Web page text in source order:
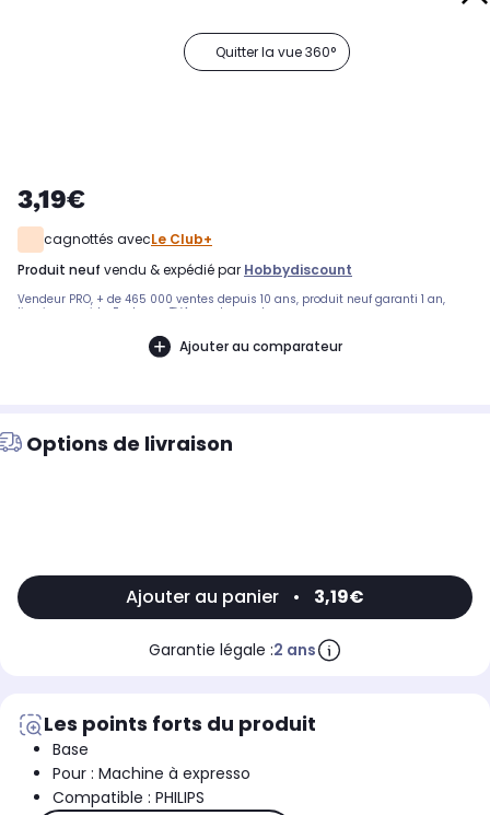
Quitter la vue 360°
3,19€
cagnottés avecLe Club+
produit neuf vendu & expédié par Hobbydiscount
Vendeur PRO, + de 465 000 ventes depuis 10 ans, produit neuf garanti 1 an,
livraison rapide. Facture + TVA sur demande...
Ajouter au comparateur
Options de livraison
Ajouter au panier • 3,19€
Garantie légale :2 ans
Les points forts du produit
Base
Pour : Machine à expresso
Compatible : PHILIPS